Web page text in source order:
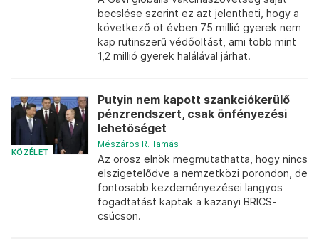
becslése szerint ez azt jelentheti, hogy a
következő öt évben 75 millió gyerek nem
kap rutinszerű védőoltást, ami több mint
1,2 millió gyerek halálával járhat.
KÖZÉLET
Putyin nem kapott szankciókerülő
pénzrendszert, csak önfényezési
lehetőséget
Mészáros R. Tamás
Az orosz elnök megmutathatta, hogy nincs
elszigetelődve a nemzetközi porondon, de
fontosabb kezdeményezései langyos
fogadtatást kaptak a kazanyi BRICS-
csúcson.